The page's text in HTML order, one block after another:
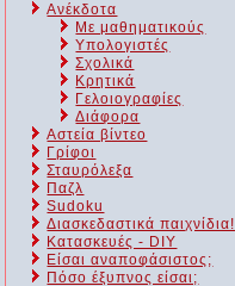
Ανέκδοτα
Με μαθηματικούς
Υπολογιστές
Σχολικά
Κρητικά
Γελοιογραφίες
Διάφορα
Αστεία βίντεο
Γρίφοι
Σταυρόλεξα
Παζλ
Sudoku
Διασκεδαστικά παιχνίδια!
Κατασκευές - DIY
Είσαι αναποφάσιστος;
Πόσο έξυπνος είσαι;